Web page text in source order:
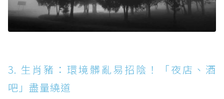
3. 生肖豬：環境髒亂易招陰！「夜店、酒
吧」盡量繞道